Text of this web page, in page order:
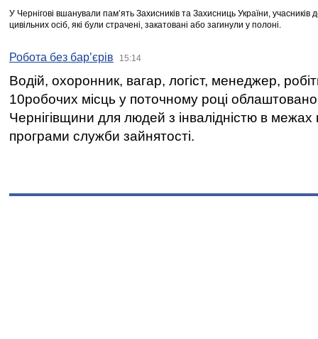
У Чернігові вшанували пам’ять Захисників та Захисниць України,
цивільних осіб, які були страчені, закатовані або загинули у полоні.
Робота без бар’єрів 15:14
Водій, охоронник, вагар, логіст, менеджер,
10робочих місць у поточному році
Чернігівщини для людей з інвалідністю в межах
програми служби зайнятості.